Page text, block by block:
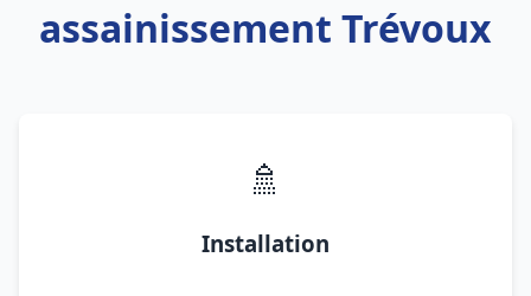
assainissement Trévoux
🚿
Installation